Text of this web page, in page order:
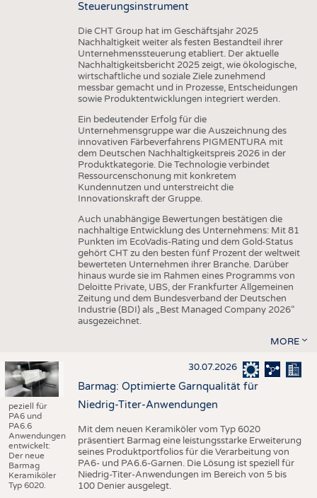
Steuerungsinstrument
Die CHT Group hat im Geschäftsjahr 2025
Nachhaltigkeit weiter als festen Bestandteil ihrer
Unternehmenssteuerung etabliert. Der aktuelle
Nachhaltigkeitsbericht 2025 zeigt, wie ökologische,
wirtschaftliche und soziale Ziele zunehmend
messbar gemacht und in Prozesse, Entscheidungen
sowie Produktentwicklungen integriert werden.
Ein bedeutender Erfolg für die
Unternehmensgruppe war die Auszeichnung des
innovativen Färbeverfahrens PIGMENTURA mit
dem Deutschen Nachhaltigkeitspreis 2026 in der
Produktkategorie. Die Technologie verbindet
Ressourcenschonung mit konkretem
Kundennutzen und unterstreicht die
Innovationskraft der Gruppe.
Auch unabhängige Bewertungen bestätigen die
nachhaltige Entwicklung des Unternehmens: Mit 81
Punkten im EcoVadis-Rating und dem Gold-Status
gehört CHT zu den besten fünf Prozent der weltweit
bewerteten Unternehmen ihrer Branche. Darüber
hinaus wurde sie im Rahmen eines Programms von
Deloitte Private, UBS, der Frankfurter Allgemeinen
Zeitung und dem Bundesverband der Deutschen
Industrie (BDI) als „Best Managed Company 2026“
ausgezeichnet.
MORE
peziell für
PA6 und
PA6.6
Anwendungen
entwickelt:
Der neue
Barmag
Keramiköler
Typ 6020.
30.07.2026
Barmag: Optimierte Garnqualität für
Niedrig-Titer-Anwendungen
Mit dem neuen Keramiköler vom Typ 6020
präsentiert Barmag eine leistungsstarke Erweiterung
seines Produktportfolios für die Verarbeitung von
PA6- und PA6.6-Garnen. Die Lösung ist speziell für
Niedrig-Titer-Anwendungen im Bereich von 5 bis
100 Denier ausgelegt.